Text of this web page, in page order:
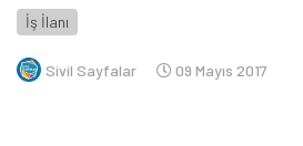
İş İlanı
Sivil Sayfalar 09 Mayıs 2017